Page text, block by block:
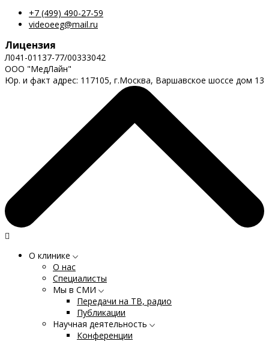
+7 (499) 490-27-59
videoeeg@mail.ru
Лицензия
Л041-01137-77/00333042
ООО "МедЛайн"
Юр. и факт адрес: 117105, г.Москва, Варшавское шоссе дом 13
О клинике
О нас
Специалисты
Мы в СМИ
Передачи на ТВ, радио
Публикации
Научная деятельность
Конференции